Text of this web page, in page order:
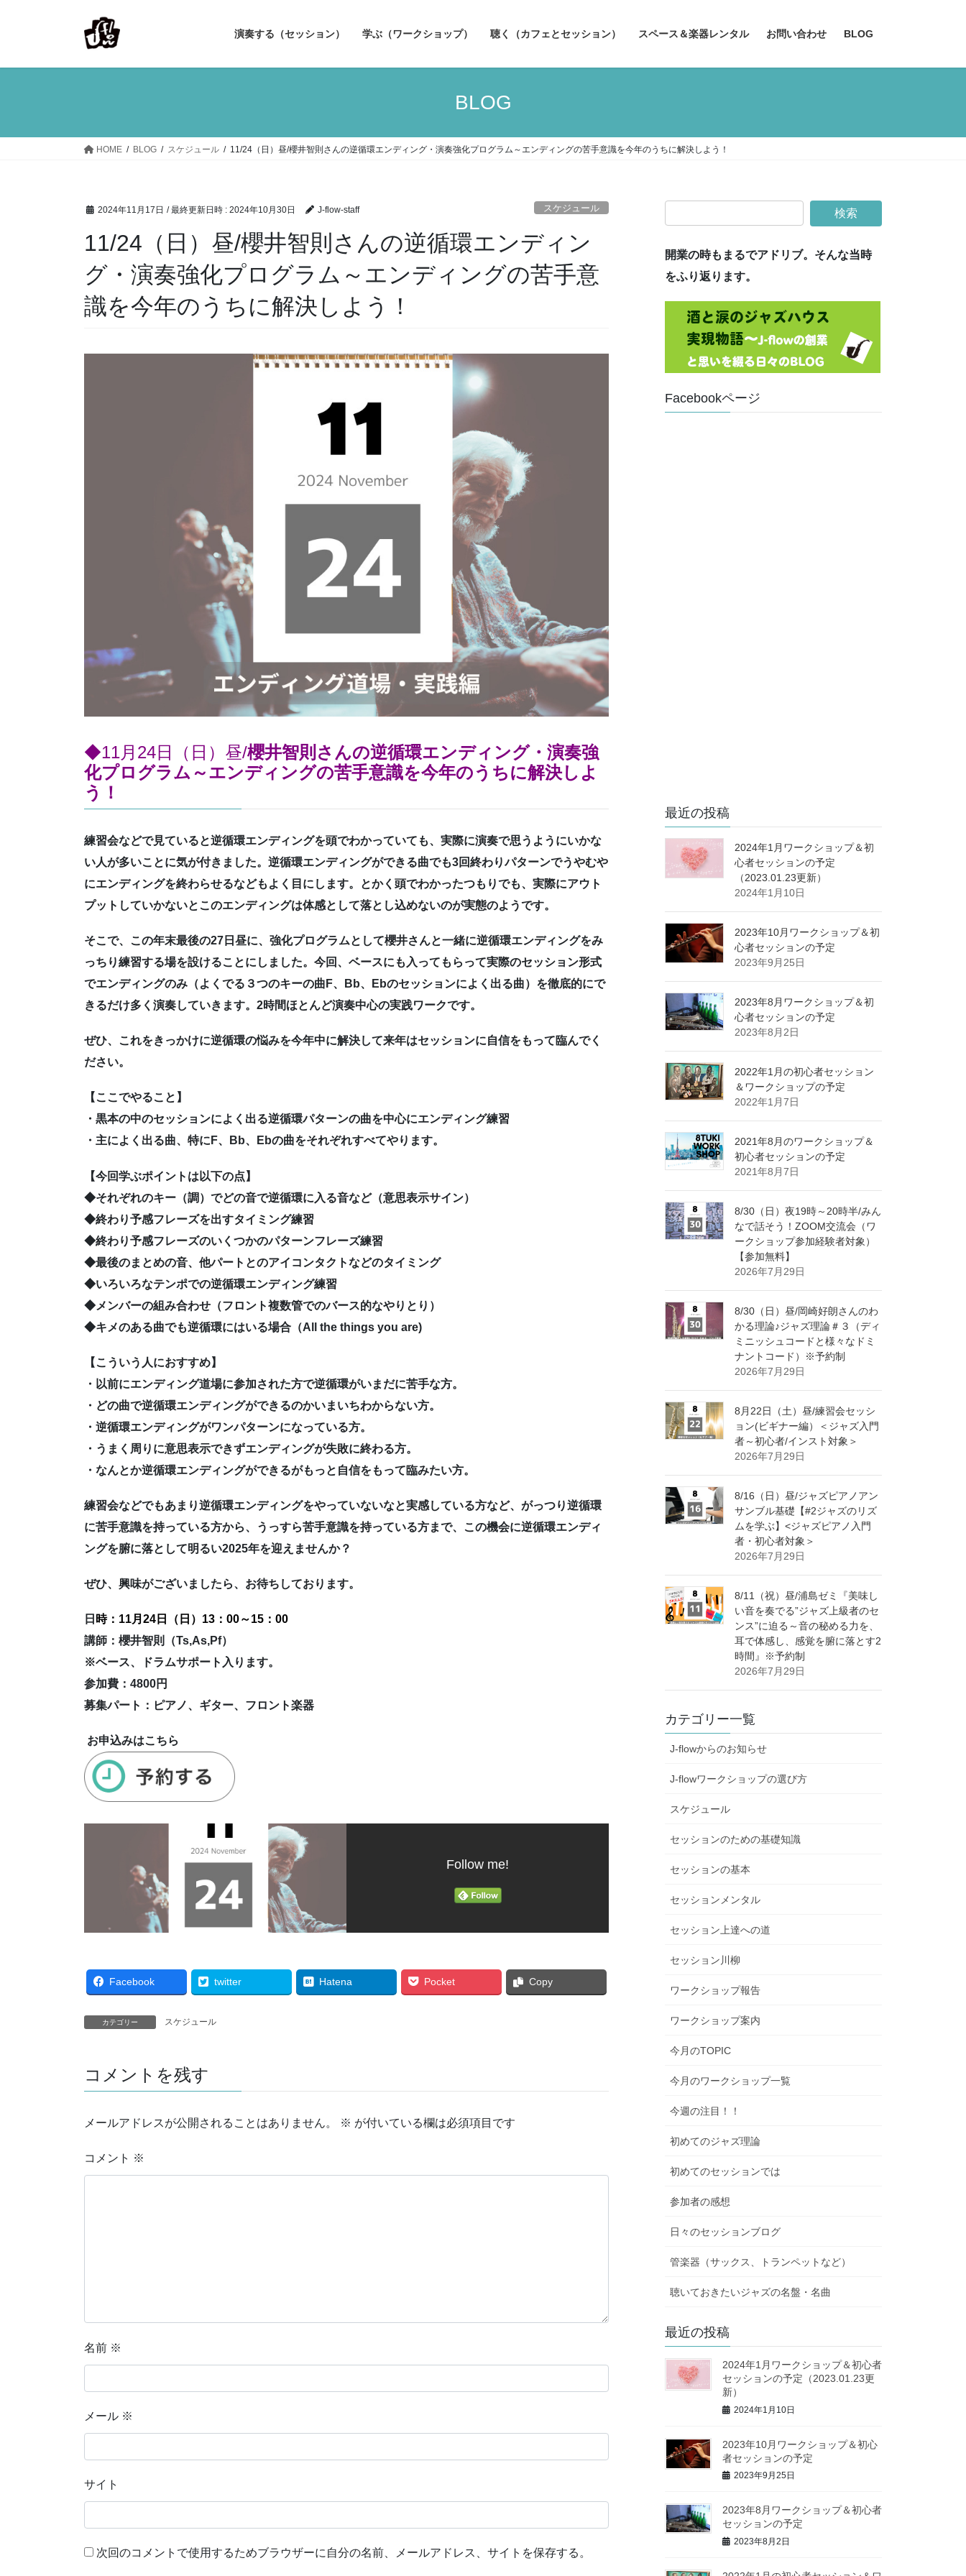
演奏する（セッション） 学ぶ（ワークショップ） 聴く（カフェとセッション） スペース＆楽器レンタル お問い合わせ BLOG
BLOG
HOME BLOG スケジュール 11/24（日）昼/櫻井智則さんの逆循環エンディング・演奏強化プログラム～エンディングの苦手意識を今年のうちに解決しよう！
2024年11月17日 / 最終更新日時 : 2024年10月30日 J-flow-staff スケジュール
11/24（日）昼/櫻井智則さんの逆循環エンディン
グ・演奏強化プログラム～エンディングの苦手意
識を今年のうちに解決しよう！
◆11月24日（日）昼/櫻井智則さんの逆循環エンディング・演奏強
化プログラム～エンディングの苦手意識を今年のうちに解決しよ
う！
練習会などで見ていると逆循環エンディングを頭でわかっていても、実際に演奏で思うようにいかな
い人が多いことに気が付きました。逆循環エンディングができる曲でも3回終わりパターンでうやむや
にエンディングを終わらせるなどもよく目にします。とかく頭でわかったつもりでも、実際にアウト
プットしていかないとこのエンディングは体感として落とし込めないのが実態のようです。
そこで、この年末最後の27日昼に、強化プログラムとして櫻井さんと一緒に逆循環エンディングをみ
っちり練習する場を設けることにしました。今回、ベースにも入ってもらって実際のセッション形式
でエンディングのみ（よくでる３つのキーの曲F、Bb、Ebのセッションによく出る曲）を徹底的にで
きるだけ多く演奏していきます。2時間ほとんど演奏中心の実践ワークです。
ぜひ、これをきっかけに逆循環の悩みを今年中に解決して来年はセッションに自信をもって臨んでく
ださい。
【ここでやること】
・黒本の中のセッションによく出る逆循環パターンの曲を中心にエンディング練習
・主によく出る曲、特にF、Bb、Ebの曲をそれぞれすべてやります。
【今回学ぶポイントは以下の点】
◆それぞれのキー（調）でどの音で逆循環に入る音など（意思表示サイン）
◆終わり予感フレーズを出すタイミング練習
◆終わり予感フレーズのいくつかのパターンフレーズ練習
◆最後のまとめの音、他パートとのアイコンタクトなどのタイミング
◆いろいろなテンポでの逆循環エンディング練習
◆メンバーの組み合わせ（フロント複数管でのバース的なやりとり）
◆キメのある曲でも逆循環にはいる場合（All the things you are)
【こういう人におすすめ】
・以前にエンディング道場に参加された方で逆循環がいまだに苦手な方。
・どの曲で逆循環エンディングができるのかいまいちわからない方。
・逆循環エンディングがワンパターンになっている方。
・うまく周りに意思表示できずエンディングが失敗に終わる方。
・なんとか逆循環エンディングができるがもっと自信をもって臨みたい方。
練習会などでもあまり逆循環エンディングをやっていないなと実感している方など、がっつり逆循環
に苦手意識を持っている方から、うっすら苦手意識を持っている方まで、この機会に逆循環エンディ
ングを腑に落として明るい2025年を迎えませんか？
ぜひ、興味がございましたら、お待ちしております。
日 時：11月24日（日）13：00～15：00
講師：櫻井智則（Ts,As,Pf）
※ベース、ドラムサポート入ります。
参加費：4800円
募集パート：ピアノ、ギター、フロント楽器
お申込みはこちら
Follow me!
Facebook twitter Hatena Pocket Copy
カテゴリー スケジュール
コメントを残す
メールアドレスが公開されることはありません。 ※ が付いている欄は必須項目です
コメント ※
名前 ※
メール ※
サイト
次回のコメントで使用するためブラウザーに自分の名前、メールアドレス、サイトを保存する。
開業の時もまるでアドリブ。そんな当時
をふり返ります。
Facebookページ
最近の投稿
2024年1月ワークショップ＆初
心者セッションの予定
（2023.01.23更新）
2024年1月10日
2023年10月ワークショップ＆初
心者セッションの予定
2023年9月25日
2023年8月ワークショップ＆初
心者セッションの予定
2023年8月2日
2022年1月の初心者セッション
＆ワークショップの予定
2022年1月7日
2021年8月のワークショップ＆
初心者セッションの予定
2021年8月7日
8/30（日）夜19時～20時半/みん
なで話そう！ZOOM交流会（ワ
ークショップ参加経験者対象）
【参加無料】
2026年7月29日
8/30（日）昼/岡崎好朗さんのわ
かる理論♪ジャズ理論＃３（ディ
ミニッシュコードと様々なドミ
ナントコード）※予約制
2026年7月29日
8月22日（土）昼/練習会セッシ
ョン(ビギナー編）＜ジャズ入門
者～初心者/インスト対象＞
2026年7月29日
8/16（日）昼/ジャズピアノアン
サンブル基礎【#2ジャズのリズ
ムを学ぶ】<ジャズピアノ入門
者・初心者対象＞
2026年7月29日
8/11（祝）昼/浦島ゼミ『美味し
い音を奏でる”ジャズ上級者のセ
ンス”に迫る～音の秘める力を、
耳で体感し、感覚を腑に落とす2
時間』※予約制
2026年7月29日
カテゴリー一覧
J-flowからのお知らせ
J-flowワークショップの選び方
スケジュール
セッションのための基礎知識
セッションの基本
セッションメンタル
セッション上達への道
セッション川柳
ワークショップ報告
ワークショップ案内
今月のTOPIC
今月のワークショップ一覧
今週の注目！！
初めてのジャズ理論
初めてのセッションでは
参加者の感想
日々のセッションブログ
管楽器（サックス、トランペットなど）
聴いておきたいジャズの名盤・名曲
最近の投稿
2024年1月ワークショップ＆初心者
セッションの予定（2023.01.23更
新）
2024年1月10日
2023年10月ワークショップ＆初心
者セッションの予定
2023年9月25日
2023年8月ワークショップ＆初心者
セッションの予定
2023年8月2日